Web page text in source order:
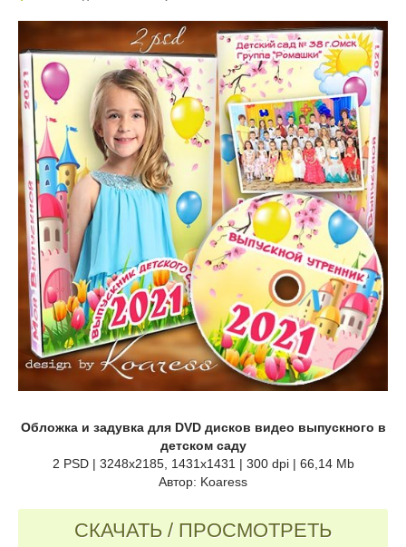
Обложка и задувка для DVD дисков видео выпускного в
детском саду
2 PSD | 3248x2185, 1431x1431 | 300 dpi | 66,14 Mb
Автор: Koaress
СКАЧАТЬ / ПРОСМОТРЕТЬ